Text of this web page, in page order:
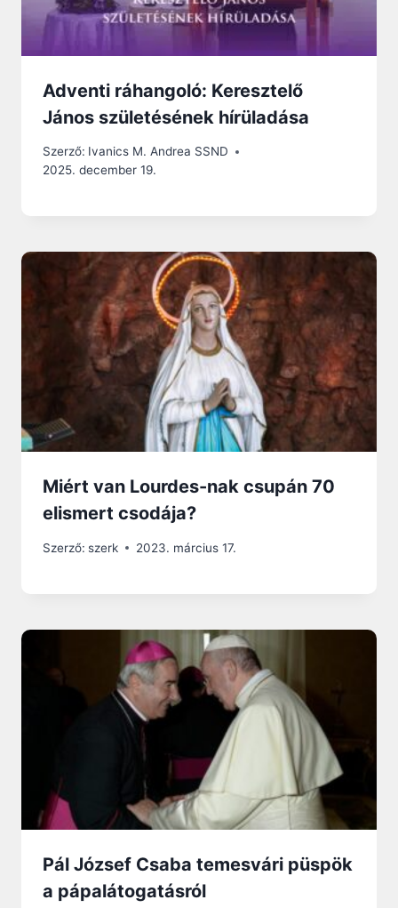
Adventi ráhangoló: Keresztelő
János születésének hírüladása
Szerző: Ivanics M. Andrea SSND
2025. december 19.
Miért van Lourdes-nak csupán 70
elismert csodája?
Szerző: szerk 2023. március 17.
Pál József Csaba temesvári püspök
a pápalátogatásról